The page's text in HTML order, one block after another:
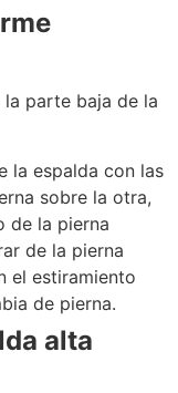
parte baja de la
la espalda con las
sobre la otra,
de la pierna
de la pierna
el estiramiento
de pierna.
alta